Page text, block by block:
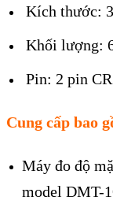
Kích
Khối lượng:
Pin: 2 pin
Cung cấp bao
Máy đo độ
model DMT-